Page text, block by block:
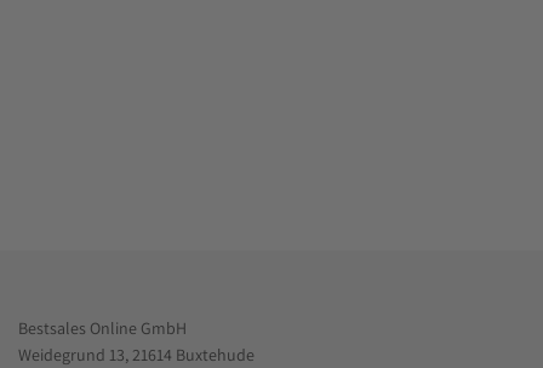
Bestsales Online GmbH
Weidegrund 13, 21614 Buxtehude